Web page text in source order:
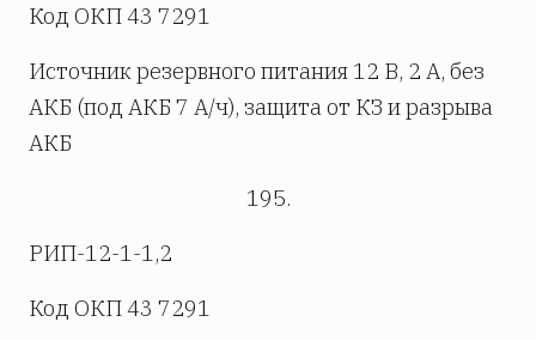
Код ОКП 43 7291
Источник резервного питания 12 В, 2 А, без
АКБ (под АКБ 7 А/ч), защита от КЗ и разрыва
АКБ
195.
РИП-12-1-1,2
Код ОКП 43 7291